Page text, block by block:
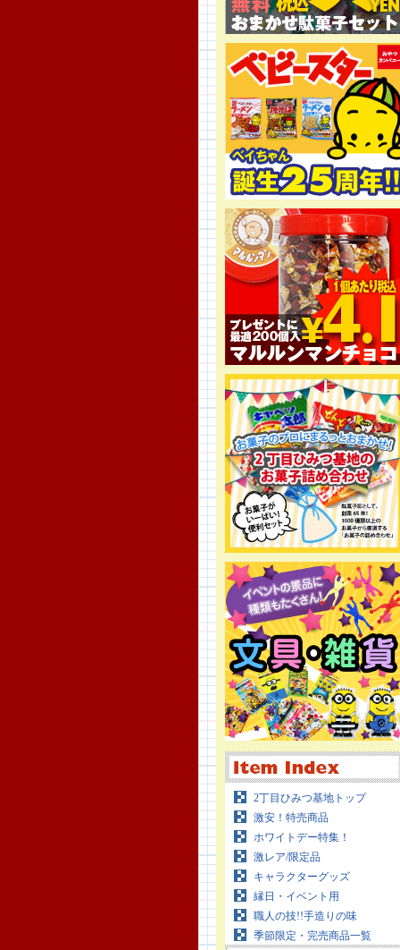
2丁目ひみつ基地トップ
激安！特売商品
ホワイトデー特集！
激レア/限定品
キャラクターグッズ
縁日・イベント用
職人の技!!手造りの味
季節限定・完売商品一覧